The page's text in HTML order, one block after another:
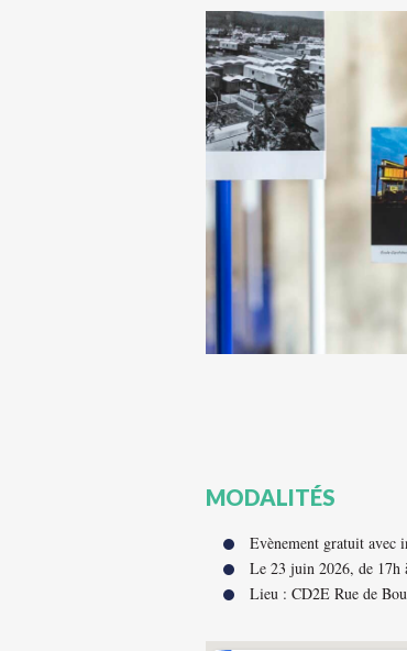
MODALITÉS
Evènement gratuit avec
Le 23 juin 2026, de 17h
Lieu : CD2E Rue de